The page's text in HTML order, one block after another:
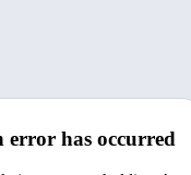
error has occurred